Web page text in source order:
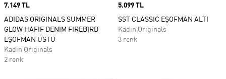
Price
7.149 TL
ADIDAS ORIGINALS SUMMER
GLOW HAFİF DENİM FIREBIRD
EŞOFMAN ÜSTÜ
Kadın Originals
2 renk
Price
5.099 TL
SST CLASSIC EŞOFMAN ALTI
Kadın Originals
3 renk